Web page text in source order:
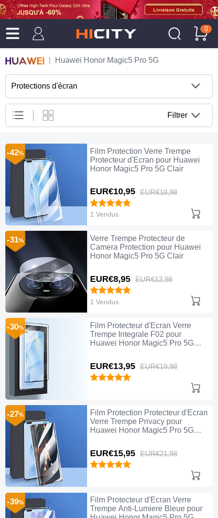
0
Huawei Honor Magic5 Pro 5G
Protections d'écran
Filtrer
Film Protection Verre Trempe
Protecteur d'Ecran pour Huawei
Honor Magic5 Pro 5G Clair
EUR€10,95 EUR€18,98
-42%
1 Vendus
Verre Trempe Protecteur de
Camera Protection pour Huawei
Honor Magic5 Pro 5G Clair
EUR€8,95 EUR€12,98
-31%
1 Vendus
Film Protecteur d'Ecran Verre
Trempe Integrale F02 pour
Huawei Honor Magic5 Pro 5G
EUR€13,95 EUR€19,98
-30%
Film Protection Protecteur d'Ecran
Verre Trempe Privacy pour
Huawei Honor Magic5 Pro 5G
EUR€15,95 EUR€21,98
-27%
Film Protecteur d'Ecran Verre
Trempe Anti-Lumiere Bleue pour
-39%